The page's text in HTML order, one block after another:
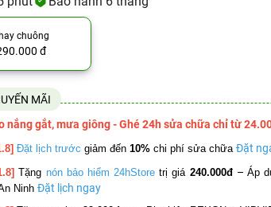
chuông
đ
MÃI
nắng gắt, mưa giông - Ghé 24h sửa chữa chỉ từ
Đặt lịch trước giảm đến 10% chi phí sửa chữa Đặt
Tặng nón bảo hiểm 24hStore trị giá 240.000đ – Áp
Ninh Đặt lịch ngay